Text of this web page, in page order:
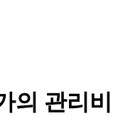
의 관리비